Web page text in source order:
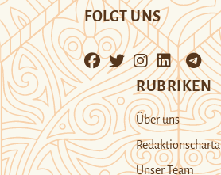
FOLGT UNS
RUBRIKEN
Über uns
Redaktionscharta
Unser Team